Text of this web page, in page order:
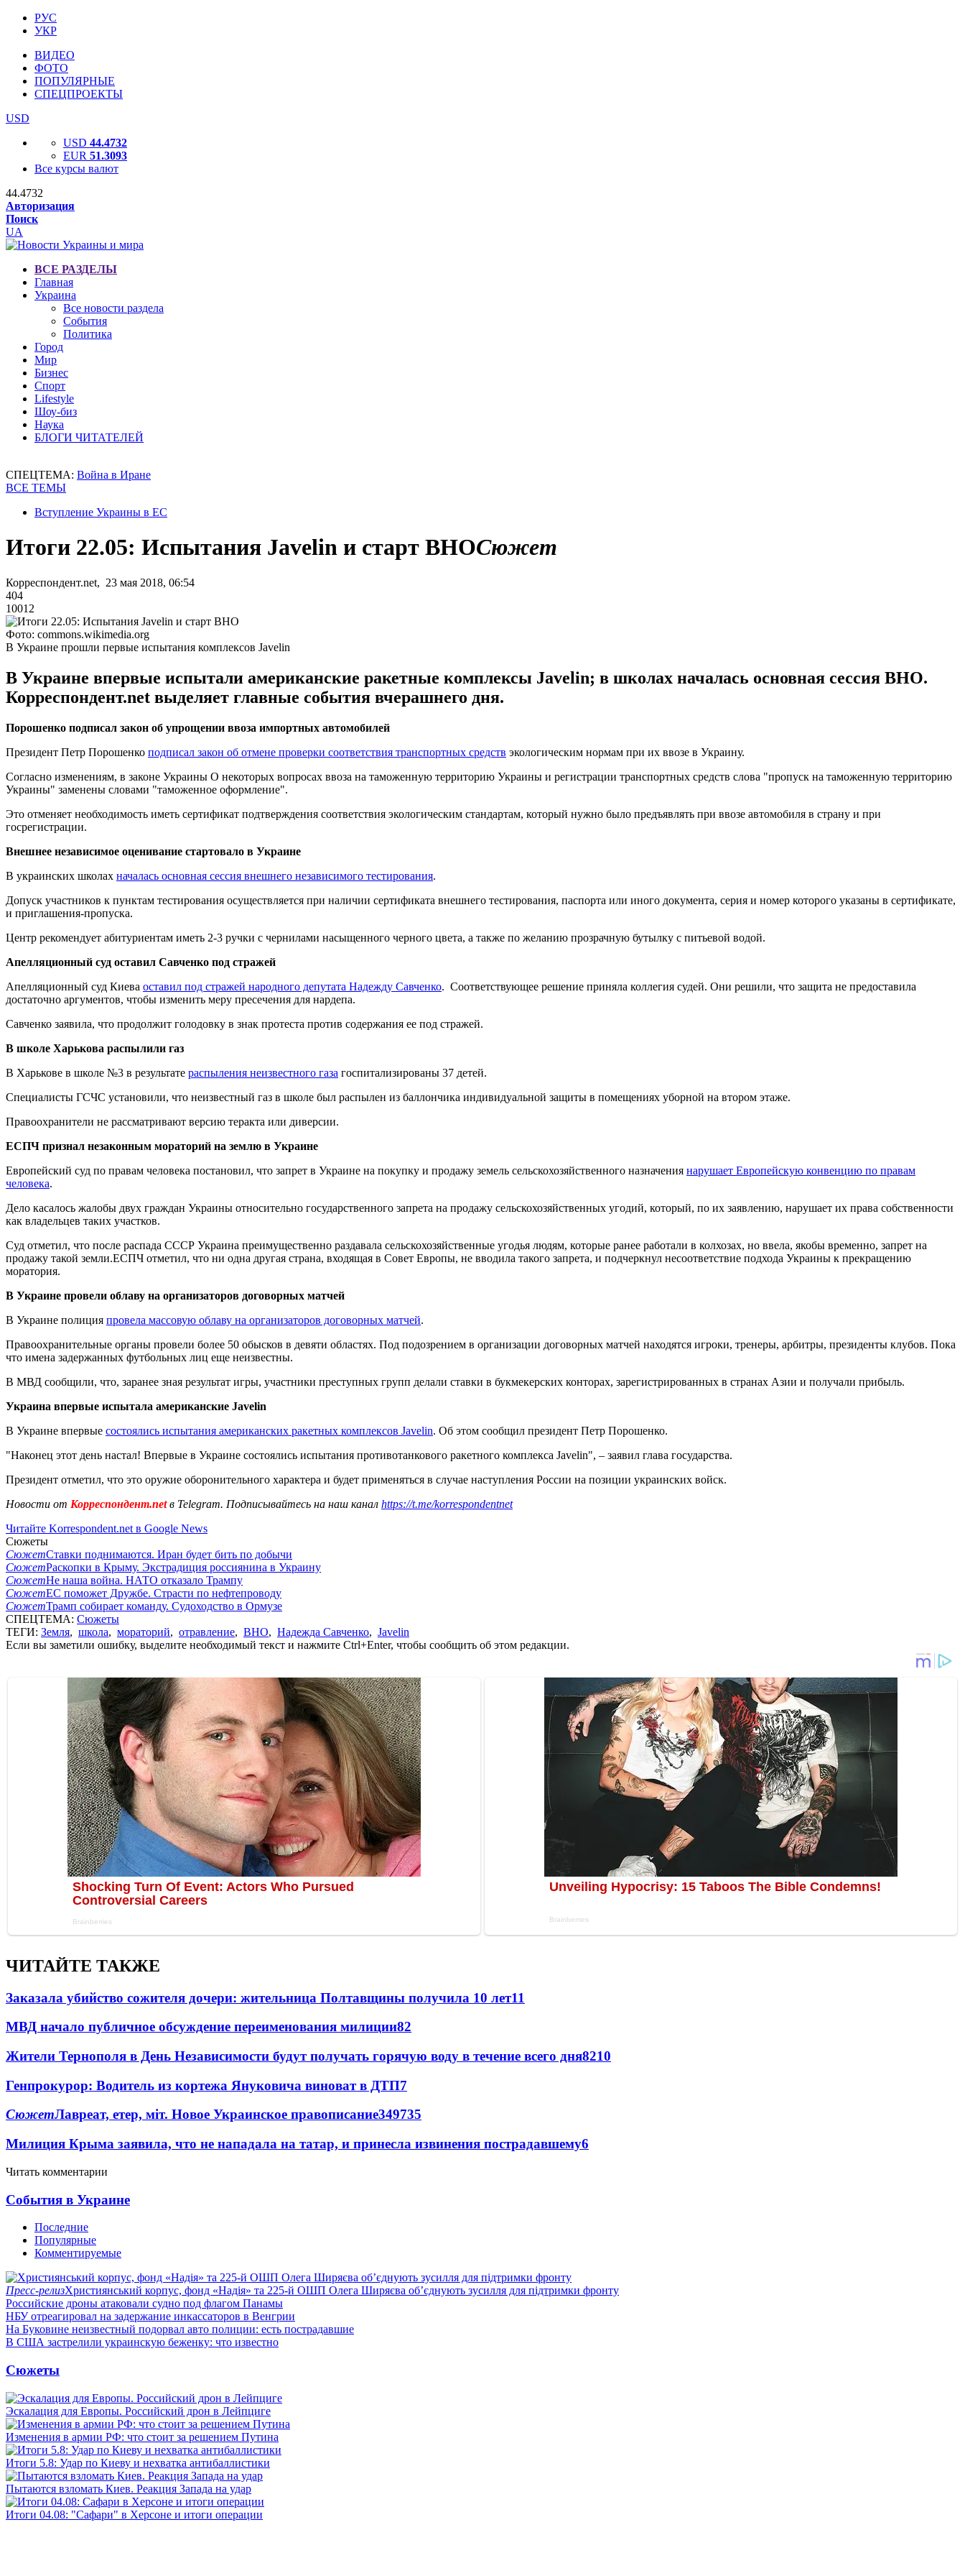
РУС
УКР
ВИДЕО
ФОТО
ПОПУЛЯРНЫЕ
СПЕЦПРОЕКТЫ
USD
USD 44.4732
EUR 51.3093
Все курсы валют
44.4732
Авторизация
Поиск
UA
ВСЕ РАЗДЕЛЫ
Главная
Украина
Все новости раздела
События
Политика
Город
Мир
Бизнес
Спорт
Lifestyle
Шоу-биз
Наука
БЛОГИ ЧИТАТЕЛЕЙ
СПЕЦТЕМА: Война в Иране
ВСЕ ТЕМЫ
Вступление Украины в ЕС
Итоги 22.05: Испытания Javelin и старт ВНОСюжет
Корреспондент.net, 23 мая 2018, 06:54
404
10012
Фото: сommons.wikimedia.org
В Украине прошли первые испытания комплексов Javelin
В Украине впервые испытали американские ракетные комплексы Javelin; в школах началась основная сессия ВНО.
Корреспондент.net выделяет главные события вчерашнего дня.
Порошенко подписал закон об упрощении ввоза импортных автомобилей
Президент Петр Порошенко подписал закон об отмене проверки соответствия транспортных средств экологическим нормам при их ввозе в Украину.
Согласно изменениям, в законе Украины О некоторых вопросах ввоза на таможенную территорию Украины и регистрации транспортных средств слова "пропуск на таможенную территорию
Украины" заменены словами "таможенное оформление".
Это отменяет необходимость иметь сертификат подтверждения соответствия экологическим стандартам, который нужно было предъявлять при ввозе автомобиля в страну и при
госрегистрации.
Внешнее независимое оценивание стартовало в Украине
В украинских школах началась основная сессия внешнего независимого тестирования.
Допуск участников к пунктам тестирования осуществляется при наличии сертификата внешнего тестирования, паспорта или иного документа, серия и номер которого указаны в сертификате,
и приглашения-пропуска.
Центр рекомендует абитуриентам иметь 2-3 ручки с чернилами насыщенного черного цвета, а также по желанию прозрачную бутылку с питьевой водой.
Апелляционный суд оставил Савченко под стражей
Апелляционный суд Киева оставил под стражей народного депутата Надежду Савченко. Соответствующее решение приняла коллегия судей. Они решили, что защита не предоставила
достаточно аргументов, чтобы изменить меру пресечения для нардепа.
Савченко заявила, что продолжит голодовку в знак протеста против содержания ее под стражей.
В школе Харькова распылили газ
В Харькове в школе №3 в результате распыления неизвестного газа госпитализированы 37 детей.
Специалисты ГСЧС установили, что неизвестный газ в школе был распылен из баллончика индивидуальной защиты в помещениях уборной на втором этаже.
Правоохранители не рассматривают версию теракта или диверсии.
ЕСПЧ признал незаконным мораторий на землю в Украине
Европейский суд по правам человека постановил, что запрет в Украине на покупку и продажу земель сельскохозяйственного назначения нарушает Европейскую конвенцию по правам
человека.
Дело касалось жалобы двух граждан Украины относительно государственного запрета на продажу сельскохозяйственных угодий, который, по их заявлению, нарушает их права собственности
как владельцев таких участков.
Суд отметил, что после распада СССР Украина преимущественно раздавала сельскохозяйственные угодья людям, которые ранее работали в колхозах, но ввела, якобы временно, запрет на
продажу такой земли.ЕСПЧ отметил, что ни одна другая страна, входящая в Совет Европы, не вводила такого запрета, и подчеркнул несоответствие подхода Украины к прекращению
моратория.
В Украине провели облаву на организаторов договорных матчей
В Украине полиция провела массовую облаву на организаторов договорных матчей.
Правоохранительные органы провели более 50 обысков в девяти областях. Под подозрением в организации договорных матчей находятся игроки, тренеры, арбитры, президенты клубов. Пока
что имена задержанных футбольных лиц еще неизвестны.
В МВД сообщили, что, заранее зная результат игры, участники преступных групп делали ставки в букмекерских конторах, зарегистрированных в странах Азии и получали прибыль.
Украина впервые испытала американские Javelin
В Украине впервые состоялись испытания американских ракетных комплексов Javelin. Об этом сообщил президент Петр Порошенко.
"Наконец этот день настал! Впервые в Украине состоялись испытания противотанкового ракетного комплекса Javelin", – заявил глава государства.
Президент отметил, что это оружие оборонительного характера и будет применяться в случае наступления России на позиции украинских войск.
Новости от Корреспондент.netв Telegram. Подписывайтесь на наш канал https://t.me/korrespondentnet
Читайте Korrespondent.net в Google News
Сюжеты
СюжетСтавки поднимаются. Иран будет бить по добычи
СюжетРаскопки в Крыму. Экстрадиция россиянина в Украину
СюжетНе наша война. НАТО отказало Трампу
СюжетЕС поможет Дружбе. Страсти по нефтепроводу
СюжетТрамп собирает команду. Судоходство в Ормузе
СПЕЦТЕМА: Сюжеты
ТЕГИ: Земля, школа, мораторий, отравление, ВНО, Надежда Савченко, Javelin
Если вы заметили ошибку, выделите необходимый текст и нажмите Ctrl+Enter, чтобы сообщить об этом редакции.
ЧИТАЙТЕ ТАКЖЕ
Заказала убийство сожителя дочери: жительница Полтавщины получила 10 лет11
МВД начало публичное обсуждение переименования милиции82
Жители Тернополя в День Независимости будут получать горячую воду в течение всего дня8210
Генпрокурор: Водитель из кортежа Януковича виноват в ДТП7
СюжетЛавреат, етер, міт. Новое Украинское правописание349735
Милиция Крыма заявила, что не нападала на татар, и принесла извинения пострадавшему6
Читать комментарии
События в Украине
Последние
Популярные
Комментируемые
Пресс-релизХристиянський корпус, фонд «Надія» та 225-й ОШП Олега Ширяєва об’єднують зусилля для підтримки фронту
Российские дроны атаковали судно под флагом Панамы
НБУ отреагировал на задержание инкассаторов в Венгрии
На Буковине неизвестный подорвал авто полиции: есть пострадавшие
В США застрелили украинскую беженку: что известно
Сюжеты
Эскалация для Европы. Российский дрон в Лейпциге
Изменения в армии РФ: что стоит за решением Путина
Итоги 5.8: Удар по Киеву и нехватка антибаллистики
Пытаются взломать Киев. Реакция Запада на удар
Итоги 04.08: "Сафари" в Херсоне и итоги операции